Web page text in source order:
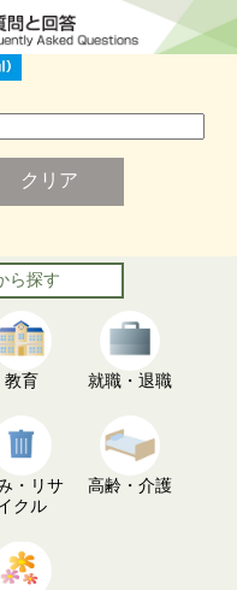
ら探す
教育 就職・退職
・リサ
クル
高齢・介護